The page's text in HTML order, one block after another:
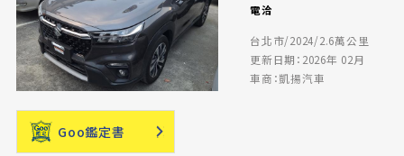
電洽
台北市/2024/2.6萬公里
更新日期：2026年 02月
車商：凱揚汽車
Goo鑑定書